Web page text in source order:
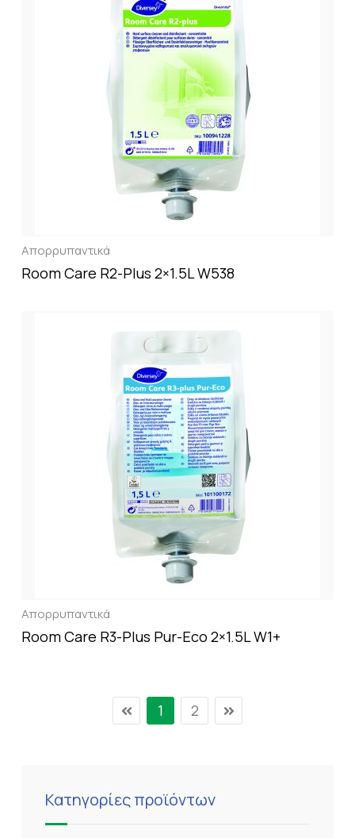
Κατηγορίες προϊόντων
Απορρυπαντικά
Room Care R2-Plus 2×1.5L W538
Απορρυπαντικά
Room Care R3-Plus Pur-Eco 2×1.5L W1+
1 2